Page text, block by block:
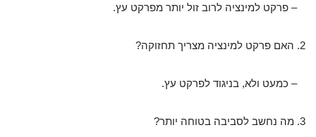
– פרקט למינציה לרוב זול יותר מפרקט עץ.
2. האם פרקט למינציה מצריך תחזוקה?
– כמעט ולא, בניגוד לפרקט עץ.
3. מה נחשב לסביבה בטוחה יותר?